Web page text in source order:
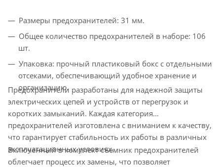
Размеры предохранителей: 31 мм.
Общее количество предохранителей в наборе: 106
шт.
Упаковка: прочный пластиковый бокс с отдельными
отсеками, обеспечивающий удобное хранение и
организацию.
Предохранители разработаны для надежной защиты
электрических цепей и устройств от перегрузок и
коротких замыканий. Каждая категория
предохранителей изготовлена с вниманием к качеству,
что гарантирует стабильность их работы в различных
эксплуатационных условиях.
Включенный в комплект съемник предохранителей
облегчает процесс их замены, что позволяет